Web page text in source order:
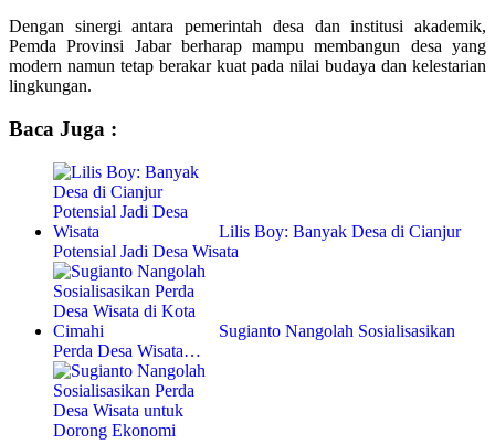
Dengan sinergi antara pemerintah desa dan institusi akademik,
Pemda Provinsi Jabar berharap mampu membangun desa yang
modern namun tetap berakar kuat pada nilai budaya dan kelestarian
lingkungan.
Baca Juga :
Lilis Boy: Banyak Desa di Cianjur
Potensial Jadi Desa Wisata
Sugianto Nangolah Sosialisasikan
Perda Desa Wisata…